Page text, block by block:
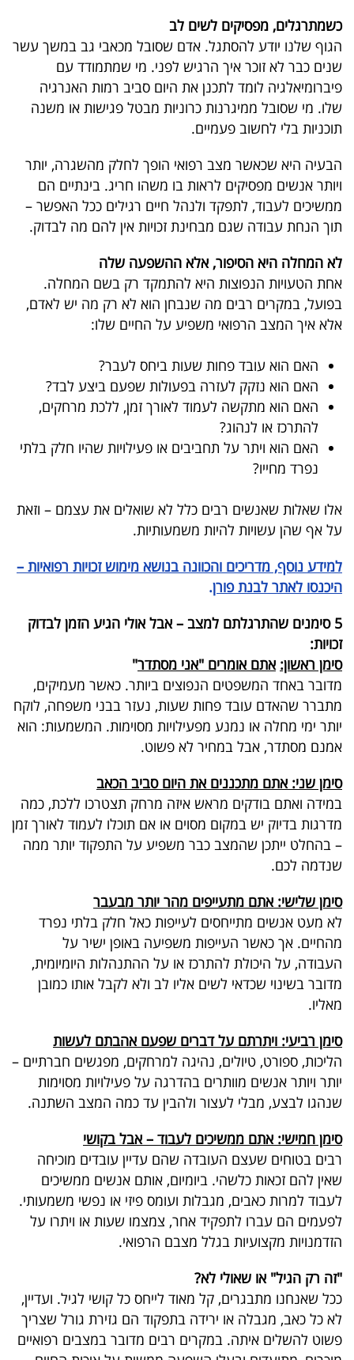
טלוויזיה
עסקי
ספורט
ולימודים
מינויים
רכב
בריאות
תרבות
ופנאי
תיירות
TOP-
המילון
הכלכלי
פודקאסט
40
UNDER
40
שיתופי
פעולה
דרושים
ניוזלטרים
מייל
אדום
פרסמו
באייס
עקבו
אחרינו:
כשמתרגלים, מפסיקים לשים לב
הגוף שלנו יודע להסתגל. אדם שסובל מכאבי גב במשך עשר
שנים כבר לא זוכר איך הרגיש לפני. מי שמתמודד עם
פיברומיאלגיה לומד לתכנן את היום סביב רמות האנרגיה
שלו. מי שסובל ממיגרנות כרוניות מבטל פגישות או משנה
תוכניות בלי לחשוב פעמיים.
הבעיה היא שכאשר מצב רפואי הופך לחלק מהשגרה, יותר
ויותר אנשים מפסיקים לראות בו משהו חריג. בינתיים הם
ממשיכים לעבוד, לתפקד ולנהל חיים רגילים ככל האפשר –
תוך הנחת עבודה שגם מבחינת זכויות אין להם מה לבדוק.
לא המחלה היא הסיפור, אלא ההשפעה שלה
אחת הטעויות הנפוצות היא להתמקד רק בשם המחלה.
בפועל, במקרים רבים מה שנבחן הוא לא רק מה יש לאדם,
אלא איך המצב הרפואי משפיע על החיים שלו:
האם הוא עובד פחות שעות ביחס לעבר?
האם הוא נזקק לעזרה בפעולות שפעם ביצע לבד?
האם הוא מתקשה לעמוד לאורך זמן, ללכת מרחקים,
להתרכז או לנהוג?
האם הוא ויתר על תחביבים או פעילויות שהיו חלק בלתי
נפרד מחייו?
אלו שאלות שאנשים רבים כלל לא שואלים את עצמם – וזאת
על אף שהן עשויות להיות משמעותיות.
למידע נוסף, מדריכים והכוונה בנושא מימוש זכויות רפואיות –
היכנסו לאתר לבנת פורן.
5 סימנים שהתרגלתם למצב – אבל אולי הגיע הזמן לבדוק
זכויות:
סימן ראשון: אתם אומרים "אני מסתדר"
מדובר באחד המשפטים הנפוצים ביותר. כאשר מעמיקים,
מתברר שהאדם עובד פחות שעות, נעזר בבני משפחה, לוקח
יותר ימי מחלה או נמנע מפעילויות מסוימות. המשמעות: הוא
אמנם מסתדר, אבל במחיר לא פשוט.
סימן שני: אתם מתכננים את היום סביב הכאב
במידה ואתם בודקים מראש איזה מרחק תצטרכו ללכת, כמה
מדרגות בדיוק יש במקום מסוים או אם תוכלו לעמוד לאורך זמן
– בהחלט ייתכן שהמצב כבר משפיע על התפקוד יותר ממה
שנדמה לכם.
סימן שלישי: אתם מתעייפים מהר יותר מבעבר
לא מעט אנשים מתייחסים לעייפות כאל חלק בלתי נפרד
מהחיים. אך כאשר העייפות משפיעה באופן ישיר על
העבודה, על היכולת להתרכז או על ההתנהלות היומיומית,
מדובר בשינוי שכדאי לשים אליו לב ולא לקבל אותו כמובן
מאליו.
סימן רביעי: ויתרתם על דברים שפעם אהבתם לעשות
הליכות, ספורט, טיולים, נהיגה למרחקים, מפגשים חברתיים –
יותר ויותר אנשים מוותרים בהדרגה על פעילויות מסוימות
שנהגו לבצע, מבלי לעצור ולהבין עד כמה המצב השתנה.
סימן חמישי: אתם ממשיכים לעבוד – אבל בקושי
רבים בטוחים שעצם העובדה שהם עדיין עובדים מוכיחה
שאין להם זכאות כלשהי. ביומיום, אותם אנשים ממשיכים
לעבוד למרות כאבים, מגבלות ועומס פיזי או נפשי משמעותי.
לפעמים הם עברו לתפקיד אחר, צמצמו שעות או ויתרו על
הזדמנויות מקצועיות בגלל מצבם הרפואי.
"זה רק הגיל" או שאולי לא?
ככל שאנחנו מתבגרים, קל מאוד לייחס כל קושי לגיל. ועדיין,
לא כל כאב, מגבלה או ירידה בתפקוד הם גזירת גורל שצריך
פשוט להשלים איתה. במקרים רבים מדובר במצבים רפואיים